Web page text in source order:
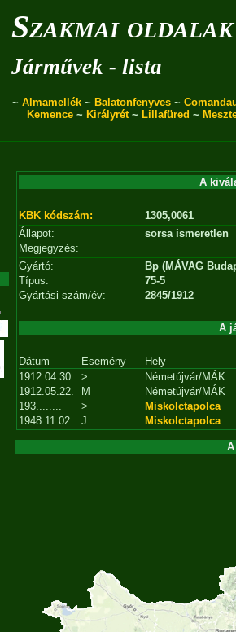
Szakmai oldalak
Járművek - lista
~ Almamellék ~ Balatonfenyves ~
Kemence ~ Királyrét~ Lillafüred ~
A
KBK kódszám:
1305,0061
Állapot:
sorsa ismeretlen
Megjegyzés:
Gyártó:
Bp (MÁVAG
Típus:
75-5
Gyártási szám/év:
2845/1912
A
Dátum Esemény
Hely
1912.04.30.
>
Németújvár/MÁK
1912.05.22.
M
Németújvár/MÁK
193........
>
Miskolctapolca
1948.11.02.
J Miskolctapolca